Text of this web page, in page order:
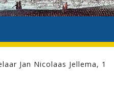
Jan Nicolaas Jellema, 1